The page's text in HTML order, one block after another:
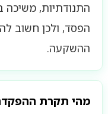
התנודתיות, משיכה
הפסד, ולכן חשוב
ההשקעה.
מהי תקרת